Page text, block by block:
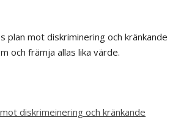
plan mot diskriminering och kränkande
och främja allas lika värde.
diskrimeinering och kränkande